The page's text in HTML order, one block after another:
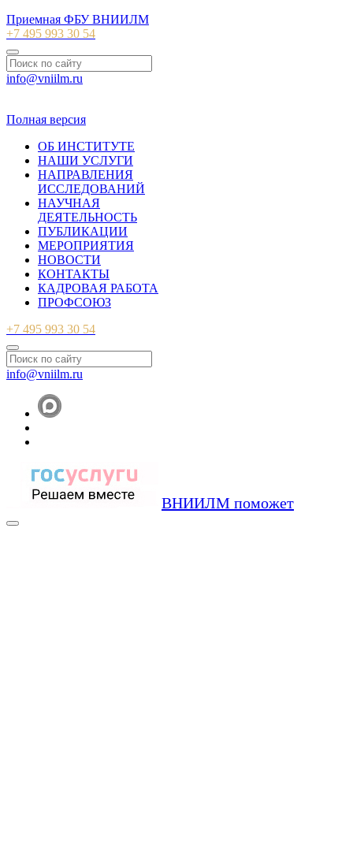
Приемная ФБУ ВНИИЛМ
+7 495 993 30 54
info@vniilm.ru
Полная версия
ОБ ИНСТИТУТЕ
НАШИ УСЛУГИ
НАПРАВЛЕНИЯ
ИССЛЕДОВАНИЙ
НАУЧНАЯ
ДЕЯТЕЛЬНОСТЬ
ПУБЛИКАЦИИ
МЕРОПРИЯТИЯ
НОВОСТИ
КОНТАКТЫ
КАДРОВАЯ РАБОТА
ПРОФСОЮЗ
+7 495 993 30 54
info@vniilm.ru
ВНИИЛМ поможет